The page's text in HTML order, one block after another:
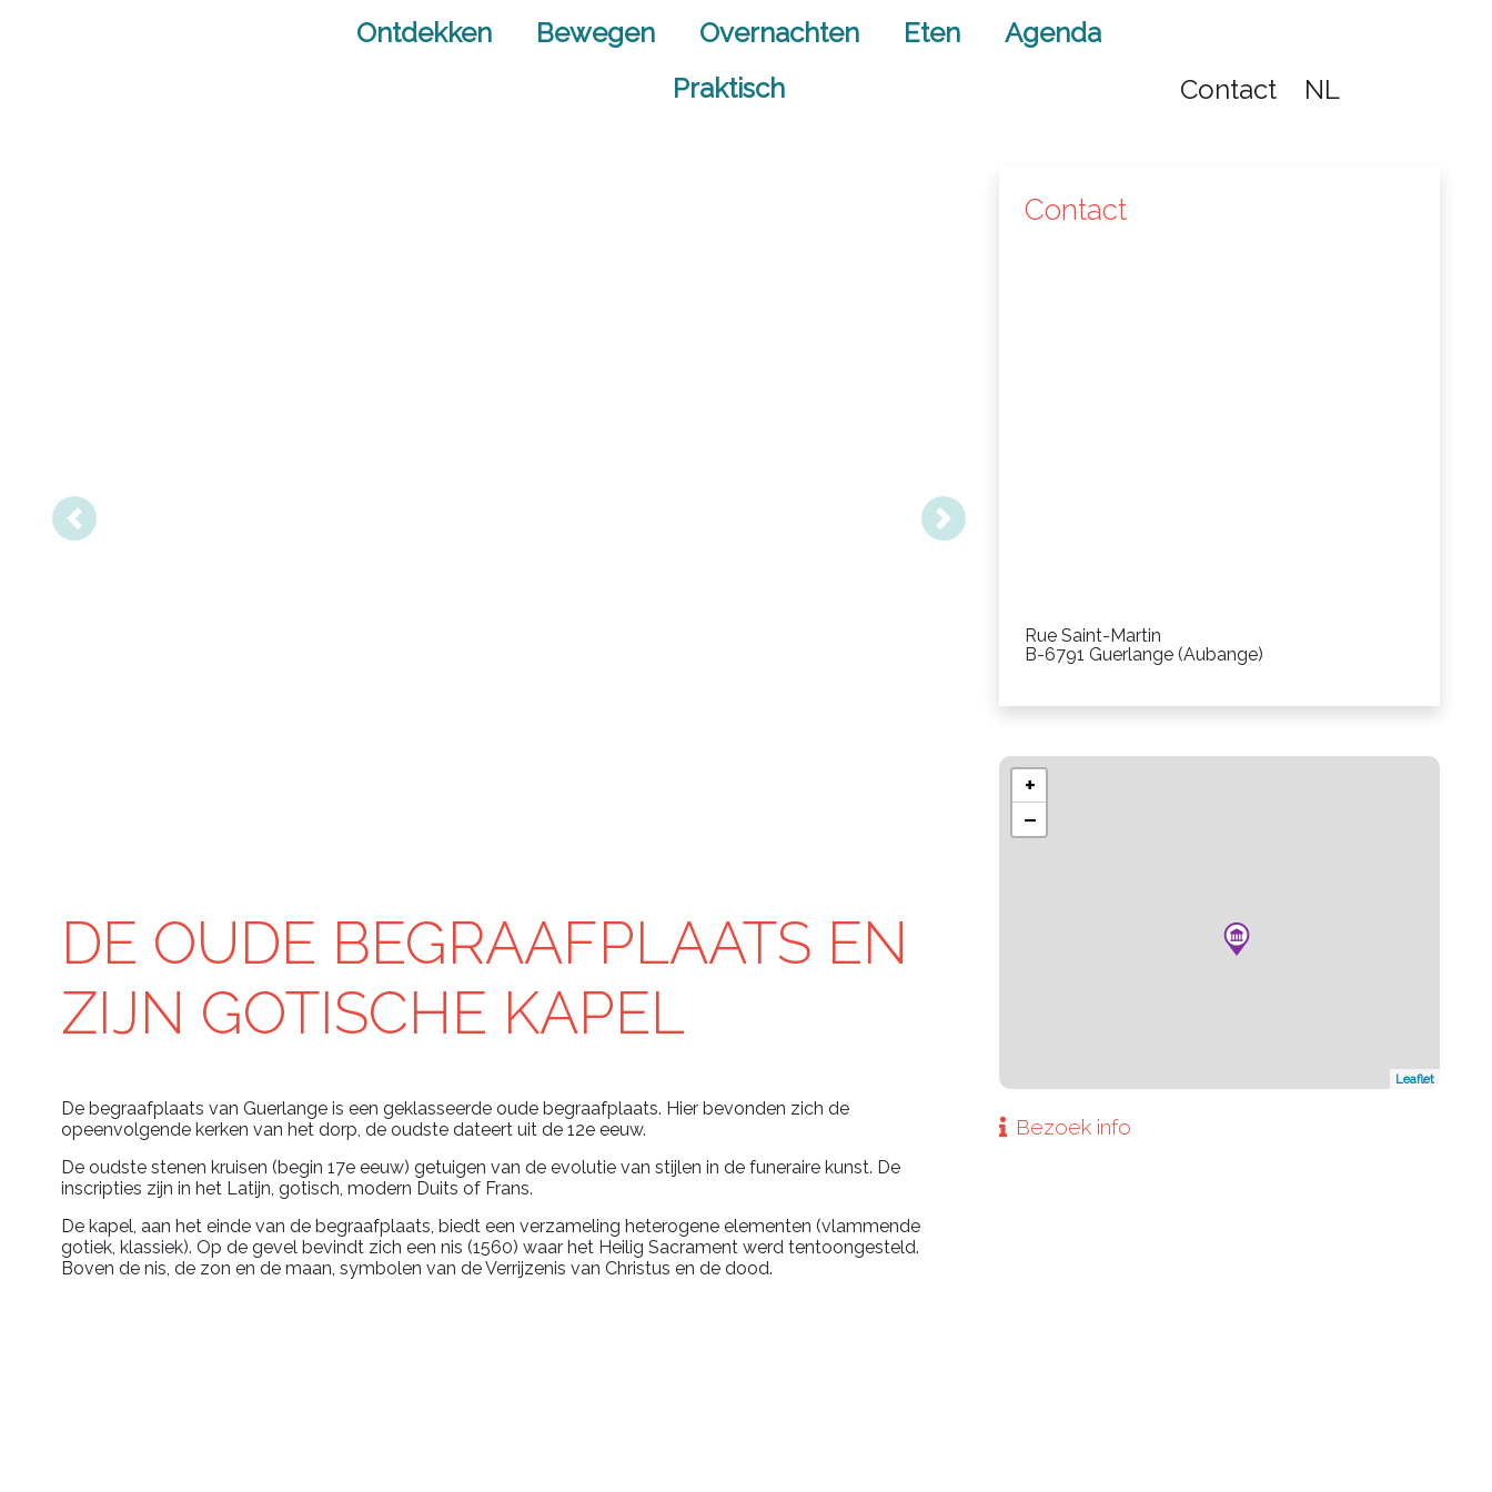
Ontdekken Bewegen Overnachten Eten
Agenda
Praktisch
Contact NL
Vorige Volgende
DE OUDE BEGRAAFPLAATS EN
ZIJN GOTISCHE KAPEL
De begraafplaats van Guerlange is een geklasseerde oude begraafplaats. Hier bevonden zich de
opeenvolgende kerken van het dorp, de oudste dateert uit de 12e eeuw.
De oudste stenen kruisen (begin 17e eeuw) getuigen van de evolutie van stijlen in de funeraire kunst. De
inscripties zijn in het Latijn, gotisch, modern Duits of Frans.
De kapel, aan het einde van de begraafplaats, biedt een verzameling heterogene elementen (vlammende
gotiek, klassiek). Op de gevel bevindt zich een nis (1560) waar het Heilig Sacrament werd tentoongesteld.
Boven de nis, de zon en de maan, symbolen van de Verrijzenis van Christus en de dood.
Contact
Rue Saint-Martin
B-6791 Guerlange (Aubange)
+
−
Leaflet
Bezoek info